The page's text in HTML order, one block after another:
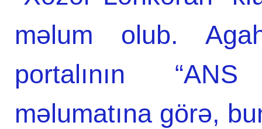
məlum olub.
portalının
məlumatına görə,